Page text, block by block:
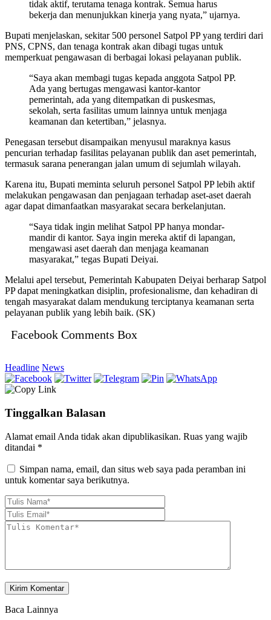
tidak aktif, terutama tenaga kontrak. Semua harus
bekerja dan menunjukkan kinerja yang nyata,” ujarnya.
Bupati menjelaskan, sekitar 500 personel Satpol PP yang terdiri dari
PNS, CPNS, dan tenaga kontrak akan dibagi tugas untuk
memperkuat pengawasan di berbagai lokasi pelayanan publik.
“Saya akan membagi tugas kepada anggota Satpol PP.
Ada yang bertugas mengawasi kantor-kantor
pemerintah, ada yang ditempatkan di puskesmas,
sekolah, serta fasilitas umum lainnya untuk menjaga
keamanan dan ketertiban,” jelasnya.
Penegasan tersebut disampaikan menyusul maraknya kasus
pencurian terhadap fasilitas pelayanan publik dan aset pemerintah,
termasuk sarana penerangan jalan umum di sejumlah wilayah.
Karena itu, Bupati meminta seluruh personel Satpol PP lebih aktif
melakukan pengawasan dan penjagaan terhadap aset-aset daerah
agar dapat dimanfaatkan masyarakat secara berkelanjutan.
“Saya tidak ingin melihat Satpol PP hanya mondar-
mandir di kantor. Saya ingin mereka aktif di lapangan,
mengawasi aset daerah dan menjaga keamanan
masyarakat,” tegas Bupati Deiyai.
Melalui apel tersebut, Pemerintah Kabupaten Deiyai berharap Satpol
PP dapat meningkatkan disiplin, profesionalisme, dan kehadiran di
tengah masyarakat dalam mendukung terciptanya keamanan serta
pelayanan publik yang lebih baik. (SK)
Facebook Comments Box
Headline News
Tinggalkan Balasan
Alamat email Anda tidak akan dipublikasikan. Ruas yang wajib
ditandai *
Simpan nama, email, dan situs web saya pada peramban ini
untuk komentar saya berikutnya.
Baca Lainnya